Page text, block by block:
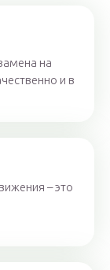
на
и в
– это